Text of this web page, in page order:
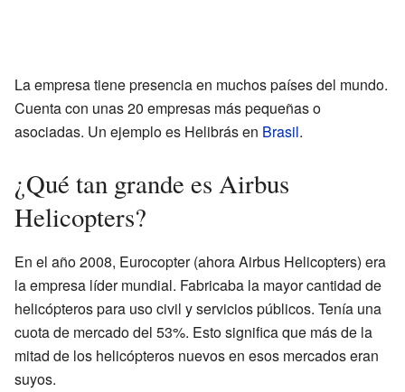
La empresa tiene presencia en muchos países del mundo.
Cuenta con unas 20 empresas más pequeñas o
asociadas. Un ejemplo es Helibrás en Brasil.
¿Qué tan grande es Airbus
Helicopters?
En el año 2008, Eurocopter (ahora Airbus Helicopters) era
la empresa líder mundial. Fabricaba la mayor cantidad de
helicópteros para uso civil y servicios públicos. Tenía una
cuota de mercado del 53%. Esto significa que más de la
mitad de los helicópteros nuevos en esos mercados eran
suyos.